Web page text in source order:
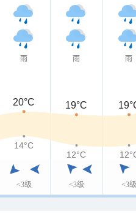
雨
<3级
雨
<3级
雨
<3级
20°C 19°C
14°C
12°C